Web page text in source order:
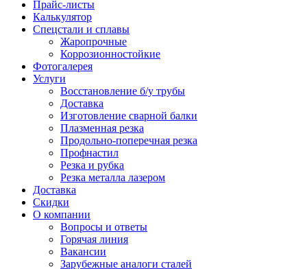
Прайс-листы
Калькулятор
Спецстали и сплавы
Жаропрочные
Коррозионностойкие
Фотогалерея
Услуги
Восстановление б/у трубы
Доставка
Изготовление сварной балки
Плазменная резка
Продольно-поперечная резка
Профнастил
Резка и рубка
Резка металла лазером
Доставка
Скидки
О компании
Вопросы и ответы
Горячая линия
Вакансии
Зарубежные аналоги сталей